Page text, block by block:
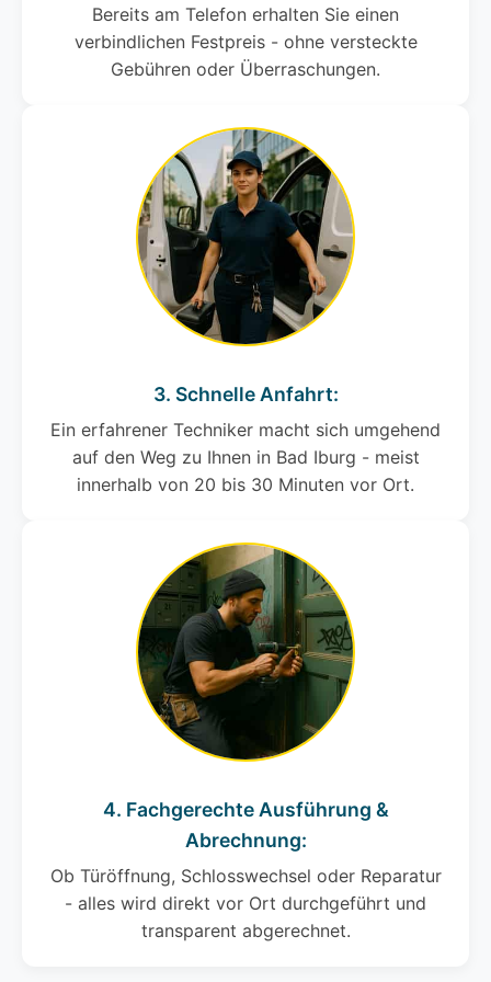
Bereits am Telefon erhalten Sie einen
verbindlichen Festpreis - ohne versteckte
Gebühren oder Überraschungen.
3. Schnelle Anfahrt:
Ein erfahrener Techniker macht sich umgehend
auf den Weg zu Ihnen in Bad Iburg - meist
innerhalb von 20 bis 30 Minuten vor Ort.
4. Fachgerechte Ausführung &
Abrechnung:
Ob Türöffnung, Schlosswechsel oder Reparatur
- alles wird direkt vor Ort durchgeführt und
transparent abgerechnet.